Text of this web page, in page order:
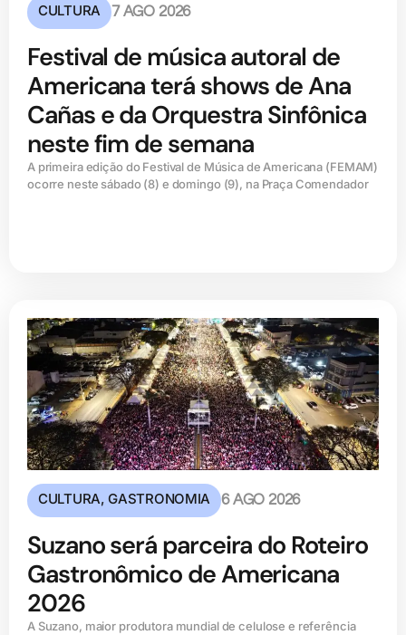
CULTURA 7 AGO 2026
Festival de música autoral de
Americana terá shows de Ana
Cañas e da Orquestra Sinfônica
neste fim de semana
A primeira edição do Festival de Música de Americana (FEMAM)
ocorre neste sábado (8) e domingo (9), na Praça Comendador
CULTURA,GASTRONOMIA 6 AGO 2026
Suzano será parceira do Roteiro
Gastronômico de Americana
2026
A Suzano, maior produtora mundial de celulose e referência